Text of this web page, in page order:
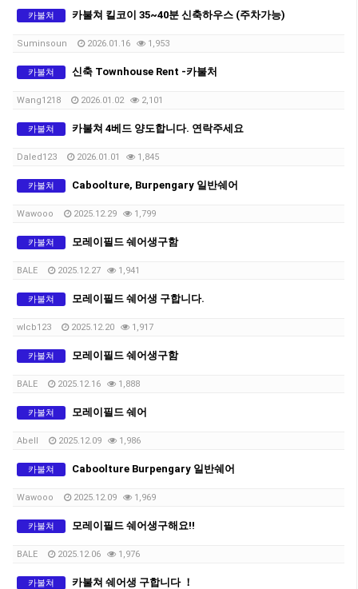
카불쳐 카불쳐 킬코이 35~40분 신축하우스 (주차가능)
Suminsoun 2026.01.16 1,953
카불쳐 신축 Townhouse Rent -카불처
Wang1218 2026.01.02 2,101
카불쳐 카불쳐 4베드 양도합니다. 연락주세요
Daled123 2026.01.01 1,845
카불쳐 Caboolture, Burpengary 일반쉐어
Wawooo 2025.12.29 1,799
카불쳐 모레이필드 쉐어생구함
BALE 2025.12.27 1,941
카불쳐 모레이필드 쉐어생 구합니다.
wlcb123 2025.12.20 1,917
카불쳐 모레이필드 쉐어생구함
BALE 2025.12.16 1,888
카불쳐 모레이필드 쉐어
Abell 2025.12.09 1,986
카불쳐 Caboolture Burpengary 일반쉐어
Wawooo 2025.12.09 1,969
카불쳐 모레이필드 쉐어생구해요!!
BALE 2025.12.06 1,976
카불쳐 카불쳐 쉐어생 구합니다 ！